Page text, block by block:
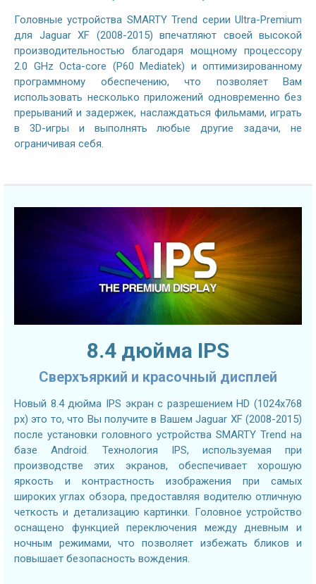
Головные устройства SMARTY Trend серии Ultra-Premium
для Jaguar XF (2008-2015) впечатляют своей высокой
производительностью благодаря мощному процессору
2.0 GHz Octa-core (P60 Mediatek) и оптимизированному
программному обеспечению, что позволяет Вам
использовать несколько приложений одновременно без
прерываний и задержек, наслаждаться фильмами, играть
в 3D-игры и выполнять любые другие задачи, не
ограничивая себя.
8.4 дюйма IPS
Сверхъяркий и красочный дисплей
Новый 8.4 дюйма IPS экран с разрешением HD (1024x768
px) это то, что Вы получите в Вашем Jaguar XF (2008-2015)
после установки головного устройства SMARTY Trend на
базе Android. Технология IPS, используемая при
производстве этих экранов, обеспечивает хорошую
яркость и контрастность изображения при самых
широких углах обзора, предоставляя водителю отличную
четкость и детализацию картинки. Головное устройство
оснащено функцией переключения между дневным и
ночным режимами, что позволяет избежать бликов и
повышает безопасность вождения.